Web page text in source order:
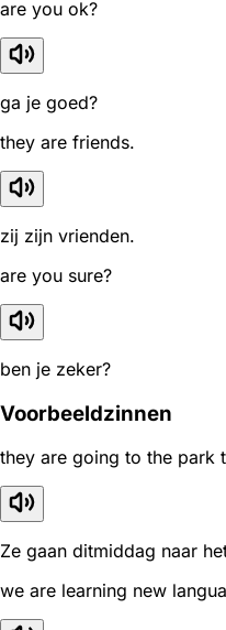
are you ok?
ga je goed?
they are friends.
zij zijn vrienden.
are you sure?
ben je zeker?
Voorbeeldzinnen
they are going to the park
Ze gaan ditmiddag naar
we are learning new